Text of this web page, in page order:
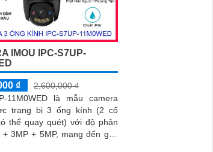
IMOU IPC-S7UP-
₫
2,600,000 ₫
11M0WED là mẫu camera
trang bị 3 ống kính (2 cố
thể quay quét) với độ phân
3MP + 5MP, mang đến góc